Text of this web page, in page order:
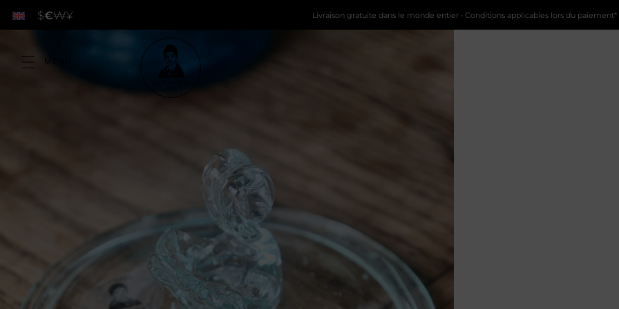
$€₩¥ Livraison gratuite dans le monde entier • Conditions applicables lors du paiement*